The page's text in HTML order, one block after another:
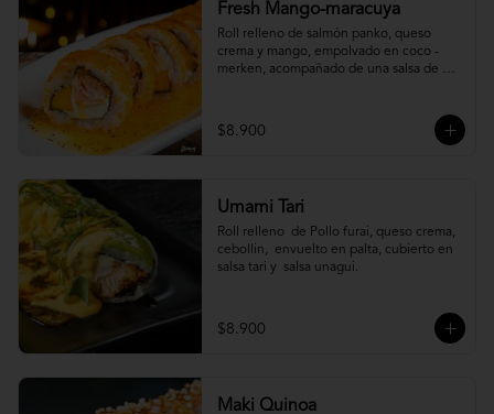
Fresh Mango-maracuya
Roll relleno de salmón panko, queso
crema y mango, empolvado en coco -
merken, acompañado de una salsa de
$8.900
Umami Tari
Roll relleno  de Pollo furai, queso crema,
cebollin,  envuelto en palta, cubierto en
salsa tari y  salsa unagui.
$8.900
Maki Quinoa